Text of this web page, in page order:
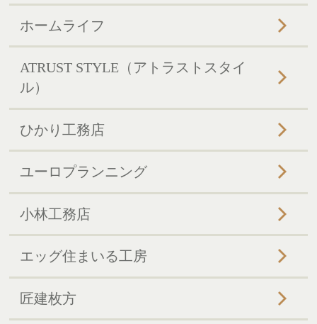
ホームライフ
ATRUST STYLE（アトラストスタイ
ル）
ひかり工務店
ユーロプランニング
小林工務店
エッグ住まいる工房
匠建枚方